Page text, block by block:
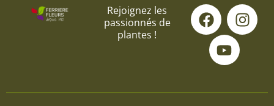
Rejoignez les
passionnés de
plantes !
F
a
c
e
o
I
n
s
g
Y
o
u
t
u
b